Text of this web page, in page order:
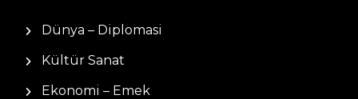
Dünya – Diplomasi
Kültür Sanat
Ekonomi – Emek